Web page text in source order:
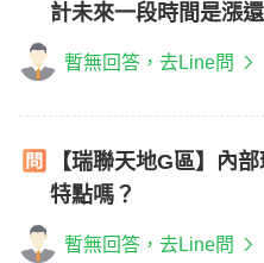
計未來一段時間是漲
暫無回答，去Line問
【瑞聯天地G區】內
特點嗎？
暫無回答，去Line問